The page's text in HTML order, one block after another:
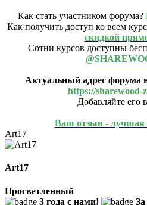
Как стать участником форума?
Как получить доступ ко всем
скидкой
Сотни курсов доступны
Актуальный адрес форума
https://sharewood-
Добавляйте его
Ваш отзыв - лучшая
Art17
Art17
Просветленный
3 года с нами!